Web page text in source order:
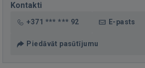
Kontakti
+371 *** *** 92 E-pasts
Piedāvāt pasūtījumu